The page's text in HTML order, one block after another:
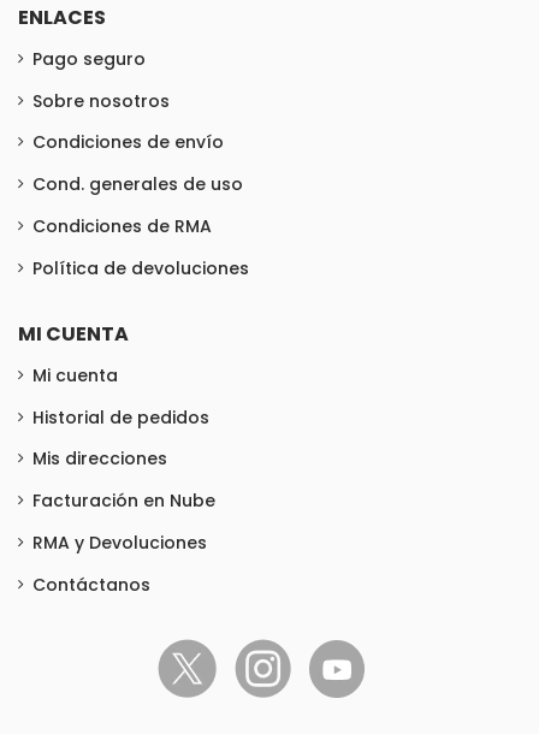
ENLACES
Pago seguro
Sobre nosotros
Condiciones de envío
Cond. generales de uso
Condiciones de RMA
Política de devoluciones
MI CUENTA
Mi cuenta
Historial de pedidos
Mis direcciones
Facturación en Nube
RMA y Devoluciones
Contáctanos